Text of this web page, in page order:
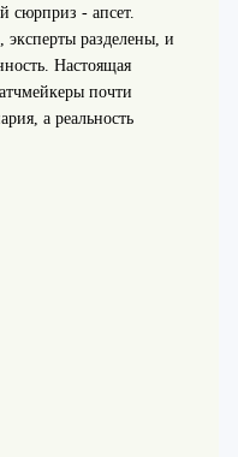
сюрприз - апсет.
разделены, и
Настоящая
почти
а реальность